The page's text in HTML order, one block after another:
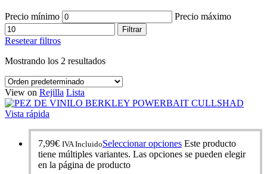
Precio mínimo Precio máximo
Filtrar
Resetear filtros
Mostrando los 2 resultados
View on Rejilla Lista
Vista rápida
7,99€ IVA IncluidoSeleccionar opciones Este producto
tiene múltiples variantes. Las opciones se pueden elegir
en la página de producto